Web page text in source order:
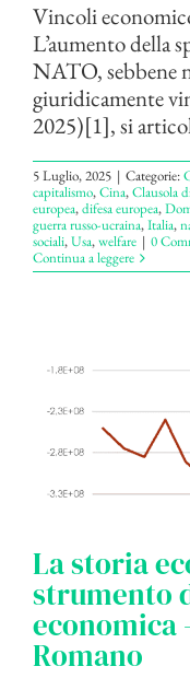
Vincoli
L’aumento della
NATO, sebbene
giuridicamente
2025)[1], si
5 Luglio, 2025 | Categorie:
capitalismo,Cina,Clausola
europea,difesa europea,
guerra russo-ucraina,Italia,
sociali,Usa,welfare | 0
Continua a leggere
La storia
strumento
economica
Romano